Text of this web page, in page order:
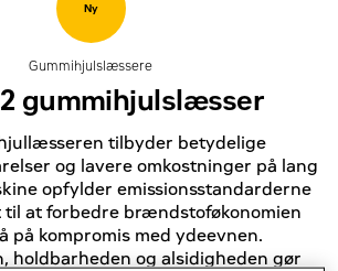
Ny
Gummihjulslæssere
gummihjulslæsser
tilbyder betydelige
og lavere omkostninger på lang
opfylder emissionsstandarderne
til at forbedre brændstoføkonomien
på kompromis med ydeevnen.
holdbarheden og alsidigheden gør